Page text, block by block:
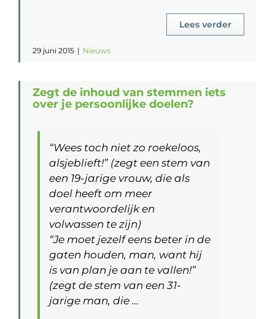
Lees verder
29 juni 2015 | Nieuws
Zegt de inhoud van stemmen iets
over je persoonlijke doelen?
“Wees toch niet zo roekeloos,
alsjeblieft!” (zegt een stem van
een 19-jarige vrouw, die als
doel heeft om meer
verantwoordelijk en
volwassen te zijn)
“Je moet jezelf eens beter in de
gaten houden, man, want hij
is van plan je aan te vallen!”
(zegt de stem van een 31-
jarige man, die …